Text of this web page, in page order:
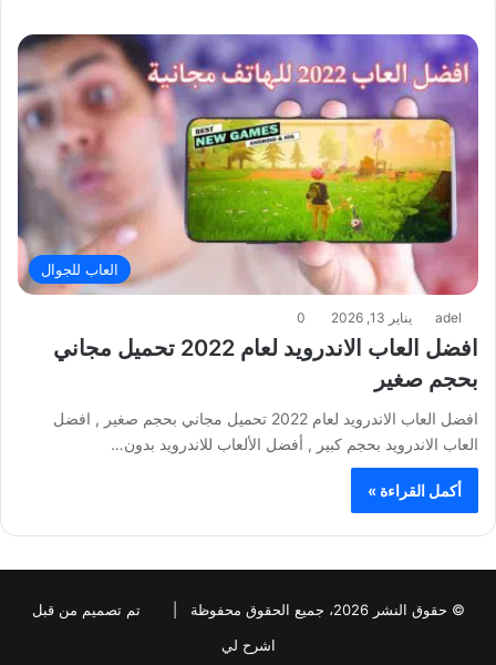
العاب للجوال
adel يناير 13, 2026 0
افضل العاب الاندرويد لعام 2022 تحميل مجاني
بحجم صغير
افضل العاب الاندرويد لعام 2022 تحميل مجاني بحجم صغير , افضل
العاب الاندرويد بحجم كبير , أفضل الألعاب للاندرويد بدون…
أكمل القراءة »
© حقوق النشر 2026، جميع الحقوق محفوظة |
تم تصميم من قبل
اشرح لي